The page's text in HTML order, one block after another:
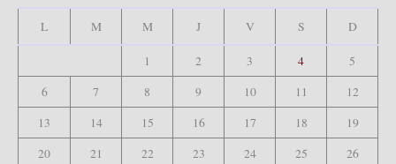
L M M J V S D
1 2 3 4
5
6
7 8 9 10 11
12
13
14 15 16 17 18
19
20
21 22 23 24 25
26